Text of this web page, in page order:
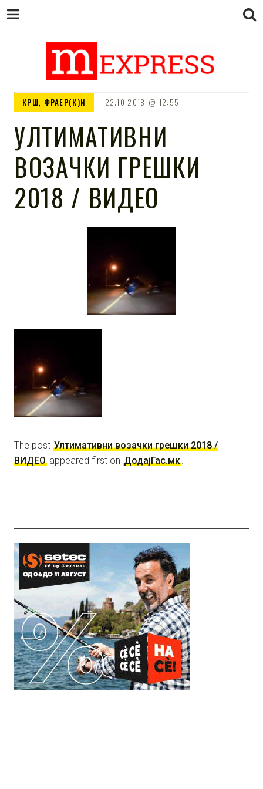
M EXPRESS
КРШ, ФРАЕР(К)И 22.10.2018 12:55
УЛТИМАТИВНИ
ВОЗАЧКИ ГРЕШКИ
2018 / ВИДЕО
The post Ултимативни возачки грешки 2018 /
ВИДЕО appeared first on ДодајГас.мк.